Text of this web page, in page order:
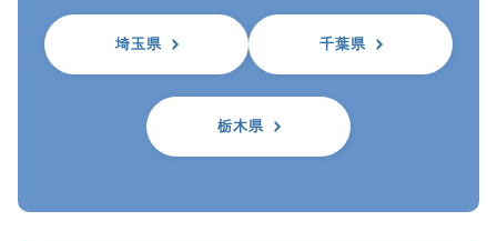
埼玉県 千葉県
栃木県